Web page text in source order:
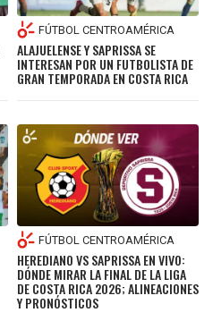
FÚTBOL CENTROAMÉRICA
ALAJUELENSE Y SAPRISSA SE
INTERESAN POR UN FUTBOLISTA DE
GRAN TEMPORADA EN COSTA RICA
FÚTBOL CENTROAMÉRICA
HEREDIANO VS SAPRISSA EN VIVO:
DÓNDE MIRAR LA FINAL DE LA LIGA
DE COSTA RICA 2026; ALINEACIONES
Y PRONÓSTICOS